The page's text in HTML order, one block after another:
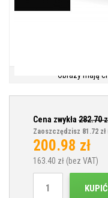
Obrazy mają
Cena zwykła 282.70
Zaoszczędzisz 81.72 zł
200.98 zł
163.40 zł (bez VAT)
KUPIĆ